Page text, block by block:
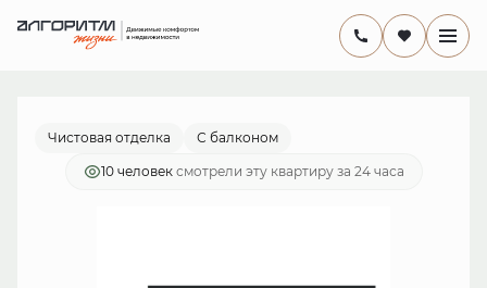
Студия 28.79 м
5 988 320 руб.
от 17 423 руб./мес.
Чистовая отделка С балконом
10 человек смотрели эту квартиру за 24 часа